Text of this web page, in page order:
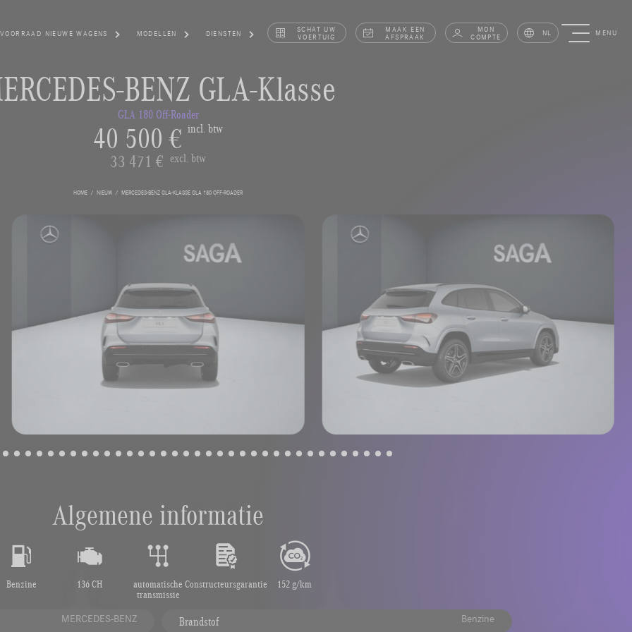
VOORRAAD NIEUWE WAGENS MODELLEN DIENSTEN SCHAT UW
VOERTUIG
MAAK EEN
AFSPRAAK
MON
COMPTE NL MENU
BENZ GLA-Klasse
GLA 180 Off-Roader
40 500 € incl. btw
33 471 € excl. btw
HOME NIEUW MERCEDES-BENZ GLA-KLASSE GLA 180 OFF-ROADER
Algemene informatie
Benzine 136 CH automatische
transmissie
Constructeursgarantie 152 g/km
MERCEDES-BENZ Brandstof Benzine